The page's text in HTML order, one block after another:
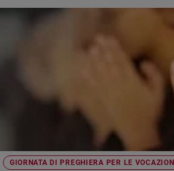
GIORNATA DI PREGHIERA PER LE VOCAZIONI